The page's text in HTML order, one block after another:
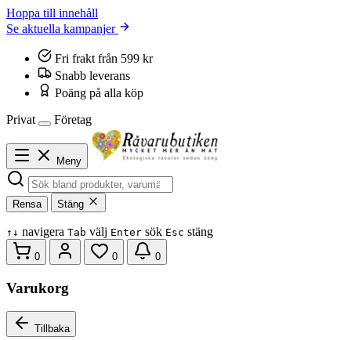
Hoppa till innehåll
Se aktuella kampanjer
Fri frakt från 599 kr
Snabb leverans
Poäng på alla köp
Privat
Företag
Meny
Rensa Stäng
↑ ↓ navigera Tab välj Enter sök Esc stäng
0 0 0
Varukorg
Tillbaka